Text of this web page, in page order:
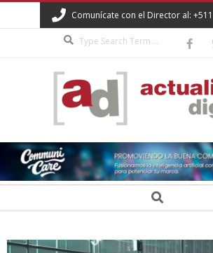
to
Comunícate con el Director al:
ACTUALIDAD
DIGITAL Search